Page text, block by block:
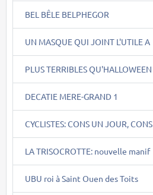
BEL BÊLE BELPHEGOR
UN MASQUE QUI JOINT L'UTILE A
PLUS TERRIBLES QU'HALLOWEEN
DECATIE MERE-GRAND 1
CYCLISTES: CONS UN JOUR, CONS
LA TRISOCROTTE: nouvelle manif
UBU roi à Saint Ouen des Toits